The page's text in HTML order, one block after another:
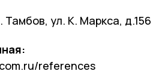
Тамбов, ул. К. Маркса, д.156
references